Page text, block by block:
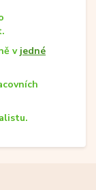
v jedné